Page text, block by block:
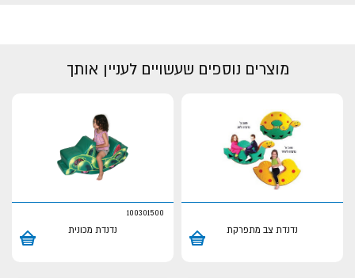
מוצרים נוספים שעשויים לעניין אותך
נדנדת צב מתפרקת
100301500
נדנדת מכונית